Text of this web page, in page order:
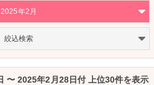
2025年2月
絞込検索
〜 2025年2月28日付 上位30件を表示